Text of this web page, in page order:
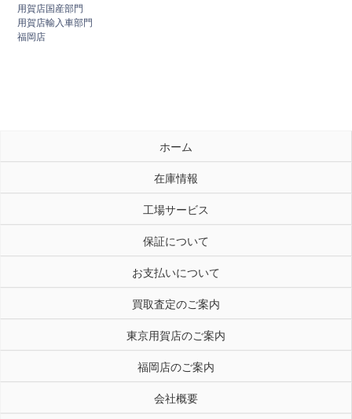
用賀店国産部門
用賀店輸入車部門
福岡店
ホーム
在庫情報
工場サービス
保証について
お支払いについて
買取査定のご案内
東京用賀店のご案内
福岡店のご案内
会社概要